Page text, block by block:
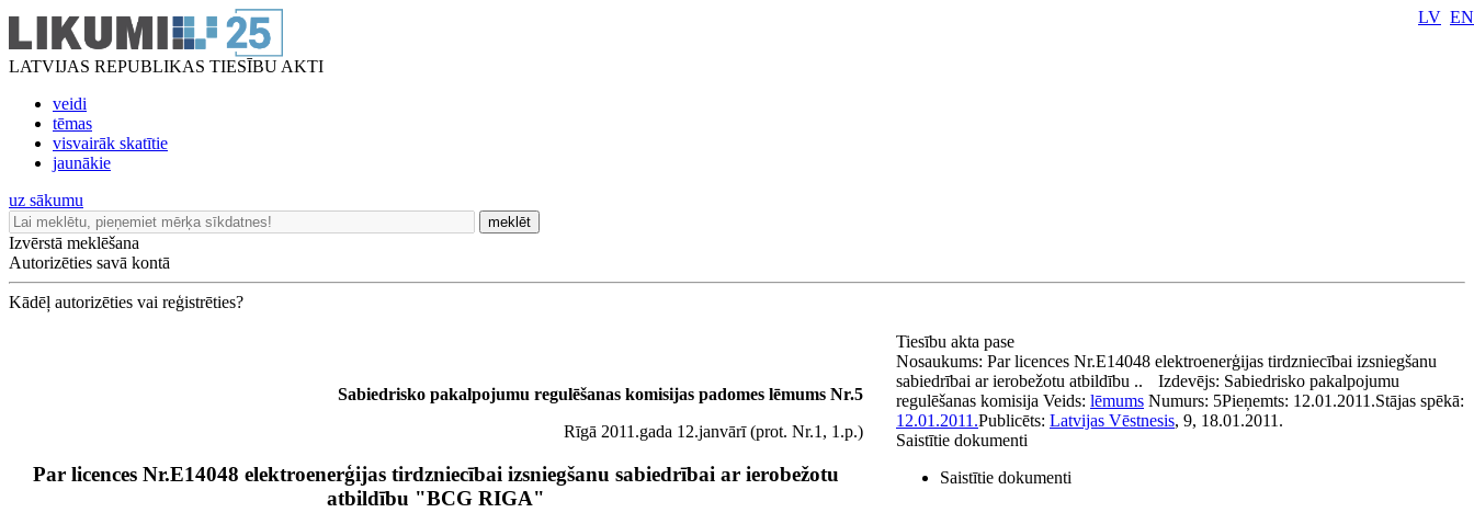
LATVIJAS REPUBLIKAS TIESĪBU AKTI
veidi
tēmas
visvairāk skatītie
jaunākie
LV EN
uz sākumu
meklēt
Izvērstā meklēšana
Autorizēties savā kontā
Kādēļ autorizēties vai reģistrēties?
Sabiedrisko pakalpojumu regulēšanas komisijas padomes lēmums Nr.5
Rīgā 2011.gada 12.janvārī (prot. Nr.1, 1.p.)
Par licences Nr.E14048 elektroenerģijas tirdzniecībai izsniegšanu sabiedrībai ar ierobežotu
atbildību "BCG RIGA"
Tiesību akta pase
Nosaukums: Par licences Nr.E14048 elektroenerģijas tirdzniecībai izsniegšanu
sabiedrībai ar ierobežotu atbildību ..
Izdevējs: Sabiedrisko pakalpojumu
regulēšanas komisija Veids: lēmums Numurs: 5Pieņemts: 12.01.2011.Stājas spēkā:
12.01.2011.Publicēts: Latvijas Vēstnesis, 9, 18.01.2011.
Saistītie dokumenti
Saistītie dokumenti